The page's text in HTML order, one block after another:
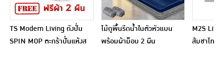
TS Modern Living ถังปั่น
SPIN MOP ตะกร้าปั่นแห้งส
ไม้ถูพื้นรีดน้ำในตัวหัวแบน
พร้อมผ้าม็อบ 2 ผืน
M2S
ส้มชาไท